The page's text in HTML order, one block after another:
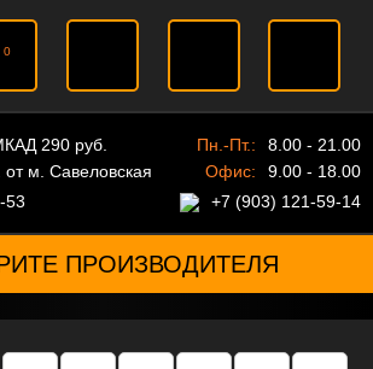
0
290 руб.
м. Савеловская
53
Пн.-Пт.:
8.00 - 21.00
Офис:
9.00 - 18.00
+7 (903) 121-59-14
ПРОИЗВОДИТЕЛЯ